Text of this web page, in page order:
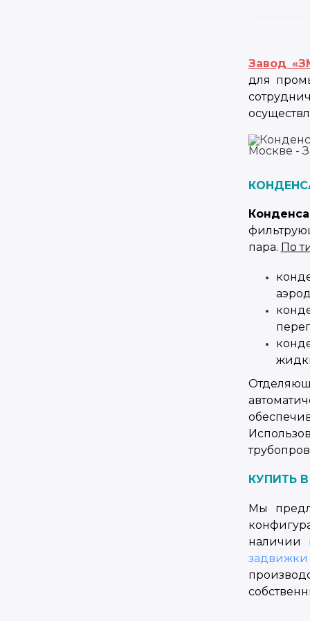
Завод
для
К
пара. По
КУПИТЬ
Мы
наличии
задвижки